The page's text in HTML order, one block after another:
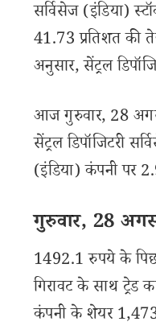
सर्विसेज (इंडिया)
41.73 प्रतिशत की
अनुसार, सेंट्रल
आज गुरुवार, 28
सेंट्रल डिपॉजिटरी
(इंडिया) कंपनी पर
गुरुवार, 28
1492.1 रुपये के
गिरावट के साथ
कंपनी के शेयर